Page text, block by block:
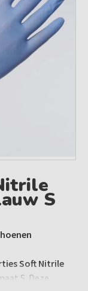
S
Soft Nitrile
S. Deze